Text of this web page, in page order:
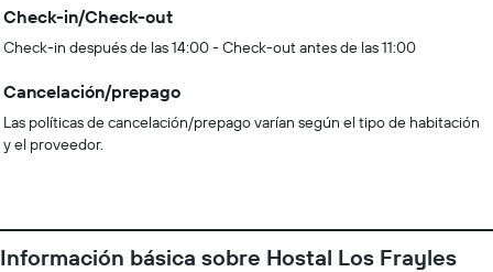
Check-in/Check-out
Check-in después de las 14:00 - Check-out antes de las 11:00
Cancelación/prepago
Las políticas de cancelación/prepago varían según el tipo de habitación
y el proveedor.
Información básica sobre Hostal Los Frayles